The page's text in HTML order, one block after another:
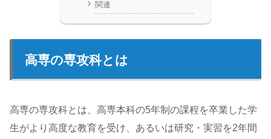
関連
高専の専攻科とは
高専の専攻科とは、高専本科の5年制の課程を卒業した学
生がより高度な教育を受け、あるいは研究・実習を2年間